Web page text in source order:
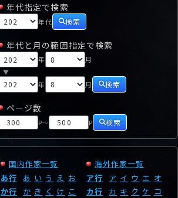
年代指定で検索
年代 検索
年代と月の範囲指定で検索
年 月
▼
年 月 検索
ページ数
P～ P 検索
国内作家一覧
あ行
あ い う え お
か行
か き く け こ
海外作家一覧
ア行
ア イ ウ エ オ
カ行
カ キ ク ケ コ